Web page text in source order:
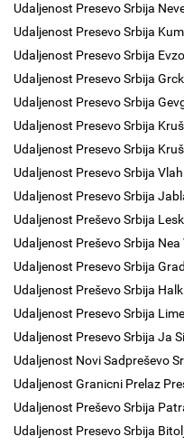
Udaljenost Presevo Srbija
Udaljenost Presevo Srbija
Udaljenost Presevo Srbija
Udaljenost Presevo Srbija
Udaljenost Presevo Srbija
Udaljenost Presevo Srbija
Udaljenost Presevo Srbija
Udaljenost Presevo Srbija
Udaljenost Presevo Srbija
Udaljenost Preševo Srbija
Udaljenost Preševo Srbija Nea
Udaljenost Presevo Srbija
Udaljenost Preševo Srbija
Udaljenost Presevo Srbija
Udaljenost Presevo Srbija Ja
Udaljenost Novi Sadpreševo
Udaljenost Granicni Prelaz
Udaljenost Preševo Srbija
Udaljenost Presevo Srbija